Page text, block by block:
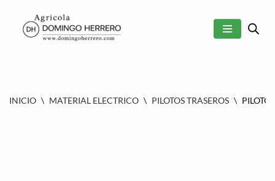
SALTAR
INICIO \ MATERIAL ELECTRICO \ PILOTOS TRASEROS \ PILOTO